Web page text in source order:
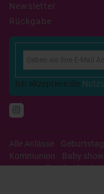
Newsletter
Rückgabe
Ich akzeptiere die
Alle Anlässe Geburtstag
Kommunion
Baby
Junggesellenabschied